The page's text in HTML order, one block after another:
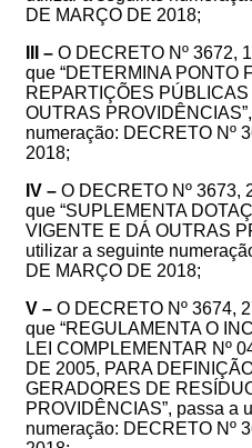
DE MARÇO DE 2018;
III – O DECRETO Nº 3672,
que “DETERMINA PONTO
REPARTIÇÕES
OUTRAS
numeração: DECRETO Nº
2018;
IV – O DECRETO Nº 3673,
que “SUPLEMENTA
VIGENTE E DÁ OUTRAS
utilizar a seguinte
DE MARÇO DE 2018;
V – O DECRETO Nº 3674,
que “REGULAMENTA O
LEI COMPLEMENTAR Nº
DE 2005, PARA
GERADORES DE
PROVIDÊNCIAS”, passa a
numeração: DECRETO Nº